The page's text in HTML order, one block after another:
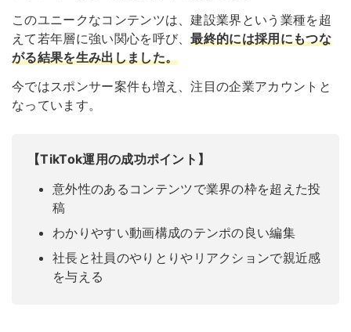
このユニークなコンテンツは、建設業界という業種を超
えて若年層に強い関心を呼び、最終的には採用にもつな
がる結果を生み出しました。
今ではスポンサー案件も増え、注目の企業アカウントと
なっています。
【TikTok運用の成功ポイント】
意外性のあるコンテンツで業界の枠を超えた投
稿
わかりやすい動画構成のテンポの良い編集
社長と社員のやりとりやリアクションで親近感
を与える